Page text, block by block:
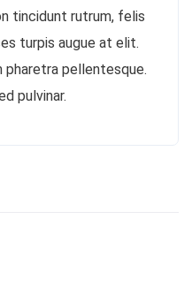
tincidunt rutrum, felis
turpis augue at elit.
pharetra pellentesque.
pulvinar.